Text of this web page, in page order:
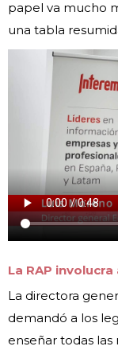
papel va mucho
una tabla
La RAP
La directora
demandó a los
enseñar todas